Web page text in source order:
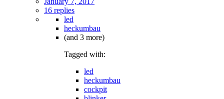
16 replies
led
heckumbau
(and 3 more)
Tagged with:
led
heckumbau
cockpit